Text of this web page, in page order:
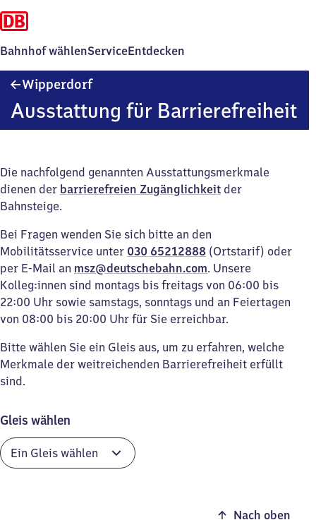
Bahnhof wählenServiceEntdecken
WipperdorfWipperdorf
Ausstattung für Barrierefreiheit
Die nachfolgend genannten Ausstattungsmerkmale
dienen der barrierefreien Zugänglichkeit der
Bahnsteige.
Bei Fragen wenden Sie sich bitte an den
Mobilitätsservice unter 030 65212888 (Ortstarif) oder
per E-Mail an msz@deutschebahn.com. Unsere
Kolleg:innen sind montags bis freitags von 06:00 bis
22:00 Uhr sowie samstags, sonntags und an Feiertagen
von 08:00 bis 20:00 Uhr für Sie erreichbar.
Bitte wählen Sie ein Gleis aus, um zu erfahren, welche
Merkmale der weitreichenden Barrierefreiheit erfüllt
sind.
Gleis wählen
Nach oben